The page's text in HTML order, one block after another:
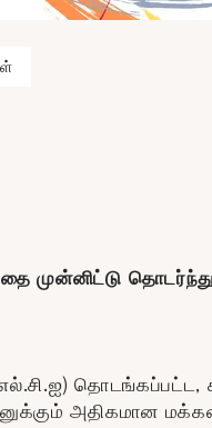
முன்னிட்டு தொடர்ந்து
தொடங்கப்பட்ட,
அதிகமான மக்கள்